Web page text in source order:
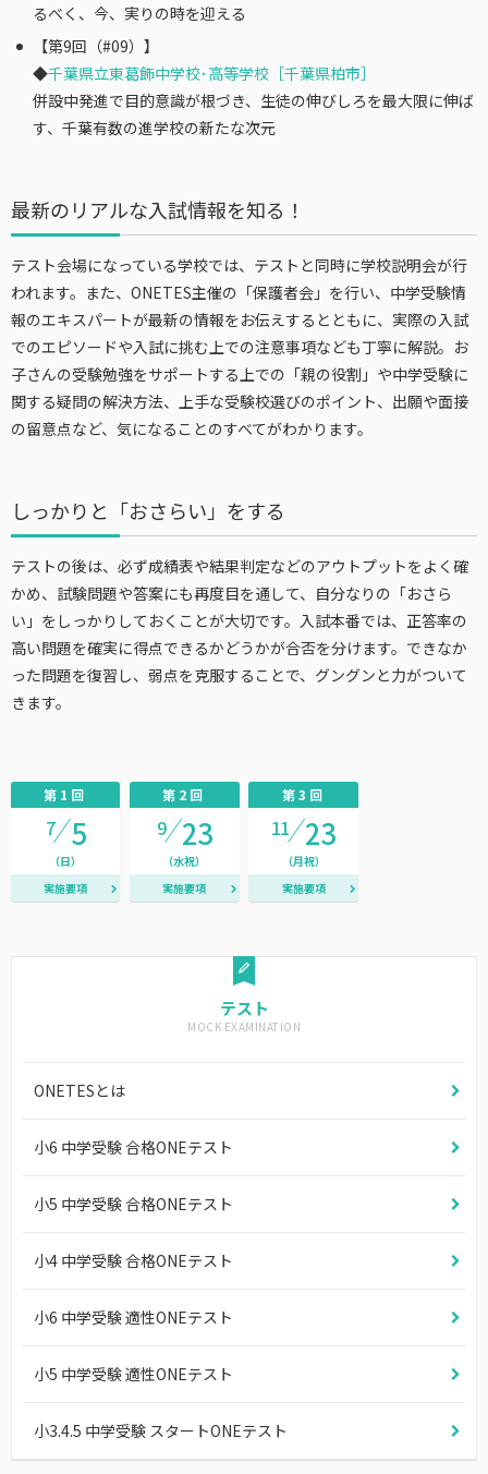
るべく、今、実りの時を迎える
【第9回（#09）】
◆千葉県立東葛飾中学校･高等学校［千葉県柏市］
併設中発進で目的意識が根づき、生徒の伸びしろを最大限に伸ば
す、千葉有数の進学校の新たな次元
最新のリアルな入試情報を知る！
テスト会場になっている学校では、テストと同時に学校説明会が行
われます。また、ONETES主催の「保護者会」を行い、中学受験情
報のエキスパートが最新の情報をお伝えするとともに、実際の入試
でのエピソードや入試に挑む上での注意事項なども丁寧に解説。お
子さんの受験勉強をサポートする上での「親の役割」や中学受験に
関する疑問の解決方法、上手な受験校選びのポイント、出願や面接
の留意点など、気になることのすべてがわかります。
しっかりと「おさらい」をする
テストの後は、必ず成績表や結果判定などのアウトプットをよく確
かめ、試験問題や答案にも再度目を通して、自分なりの「おさら
い」をしっかりしておくことが大切です。入試本番では、正答率の
高い問題を確実に得点できるかどうかが合否を分けます。できなか
った問題を復習し、弱点を克服することで、グングンと力がついて
きます。
第1回
7 5
（日）
実施要項
第2回
9 23
（水祝）
実施要項
第3回
11 23
（月祝）
実施要項
テスト
ONETESとは
小6 中学受験 合格ONEテスト
小5 中学受験 合格ONEテスト
小4 中学受験 合格ONEテスト
小6 中学受験 適性ONEテスト
小5 中学受験 適性ONEテスト
小3.4.5 中学受験 スタートONEテスト